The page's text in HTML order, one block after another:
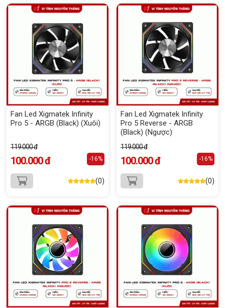
Fan Led Xigmatek Infinity
Pro 5 - ARGB (Black) (Xuôi)
119.000 đ
100.000 đ -16%
(0)
Fan Led Xigmatek Infinity
Pro 5 Reverse - ARGB
(Black) (Ngược)
119.000 đ
100.000 đ -16%
(0)